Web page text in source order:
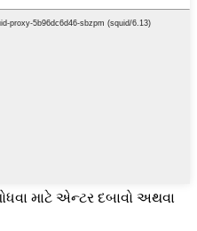
માટે એન્ટર દબાવો અથવા